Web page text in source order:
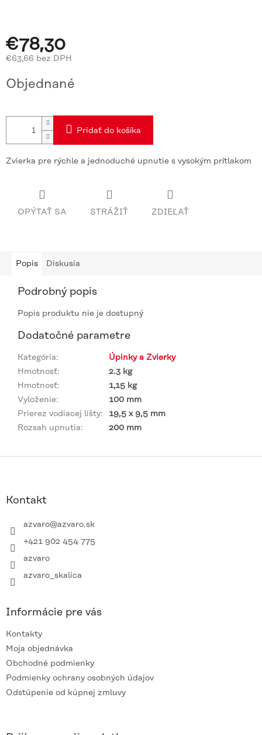
€78,30
€63,66 bez DPH
cena:
Objednané
Pridať do košíka
Zvierka pre rýchle a jednoduché upnutie s vysokým prítlakom
OPÝTAŤ SA STRÁŽIŤ ZDIEĽAŤ
Popis Diskusia
Podrobný popis
Popis produktu nie je dostupný
Dodatočné parametre
Kategória:
Úpinky a Zvierky
Hmotnosť:
2.3 kg
Hmotnosť:
1,15 kg
Vyloženie:
100 mm
Prierez vodiacej lišty:
19,5 x 9,5 mm
Rozsah upnutia: 200 mm
Kontakt
azvaro@azvaro.sk
+421 902 454 775
azvaro
azvaro_skalica
Informácie pre vás
Kontakty
Moja objednávka
Obchodné podmienky
Podmienky ochrany osobných údajov
Odstúpenie od kúpnej zmluvy